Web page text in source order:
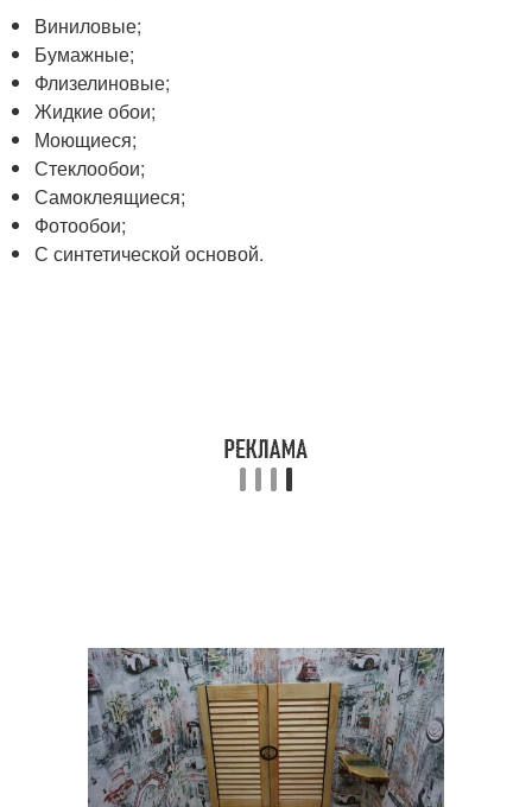
Виниловые;
Бумажные;
Флизелиновые;
Жидкие обои;
Моющиеся;
Стеклообои;
Самоклеящиеся;
Фотообои;
С синтетической основой.